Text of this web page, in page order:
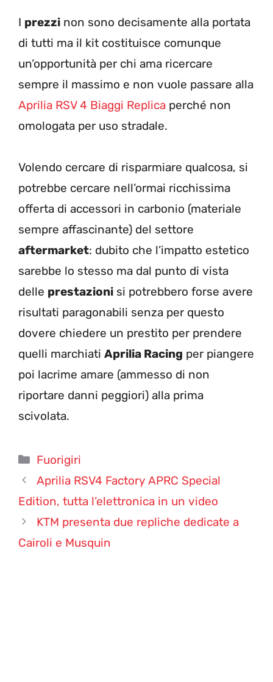
I prezzi non sono decisamente alla portata
di tutti ma il kit costituisce comunque
un’opportunità per chi ama ricercare
sempre il massimo e non vuole passare alla
Aprilia RSV 4 Biaggi Replica perché non
omologata per uso stradale.
Volendo cercare di risparmiare qualcosa, si
potrebbe cercare nell’ormai ricchissima
offerta di accessori in carbonio (materiale
sempre affascinante) del settore
aftermarket: dubito che l’impatto estetico
sarebbe lo stesso ma dal punto di vista
delle prestazioni si potrebbero forse avere
risultati paragonabili senza per questo
dovere chiedere un prestito per prendere
quelli marchiati Aprilia Racing per piangere
poi lacrime amare (ammesso di non
riportare danni peggiori) alla prima
scivolata.
Categorie
Fuorigiri
Aprilia RSV4 Factory APRC Special
Edition, tutta l’elettronica in un video
KTM presenta due repliche dedicate a
Cairoli e Musquin